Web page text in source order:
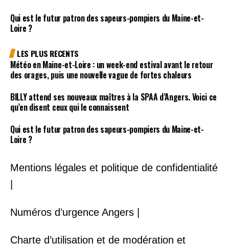
Qui est le futur patron des sapeurs-pompiers du Maine-et-
Loire ?
LES PLUS RECENTS
Météo en Maine-et-Loire : un week-end estival avant le retour
des orages, puis une nouvelle vague de fortes chaleurs
BILLY attend ses nouveaux maîtres à la SPAA d’Angers. Voici ce
qu’en disent ceux qui le connaissent
Qui est le futur patron des sapeurs-pompiers du Maine-et-
Loire ?
Mentions légales et politique de confidentialité
Numéros d’urgence Angers |
Charte d’utilisation et de modération et